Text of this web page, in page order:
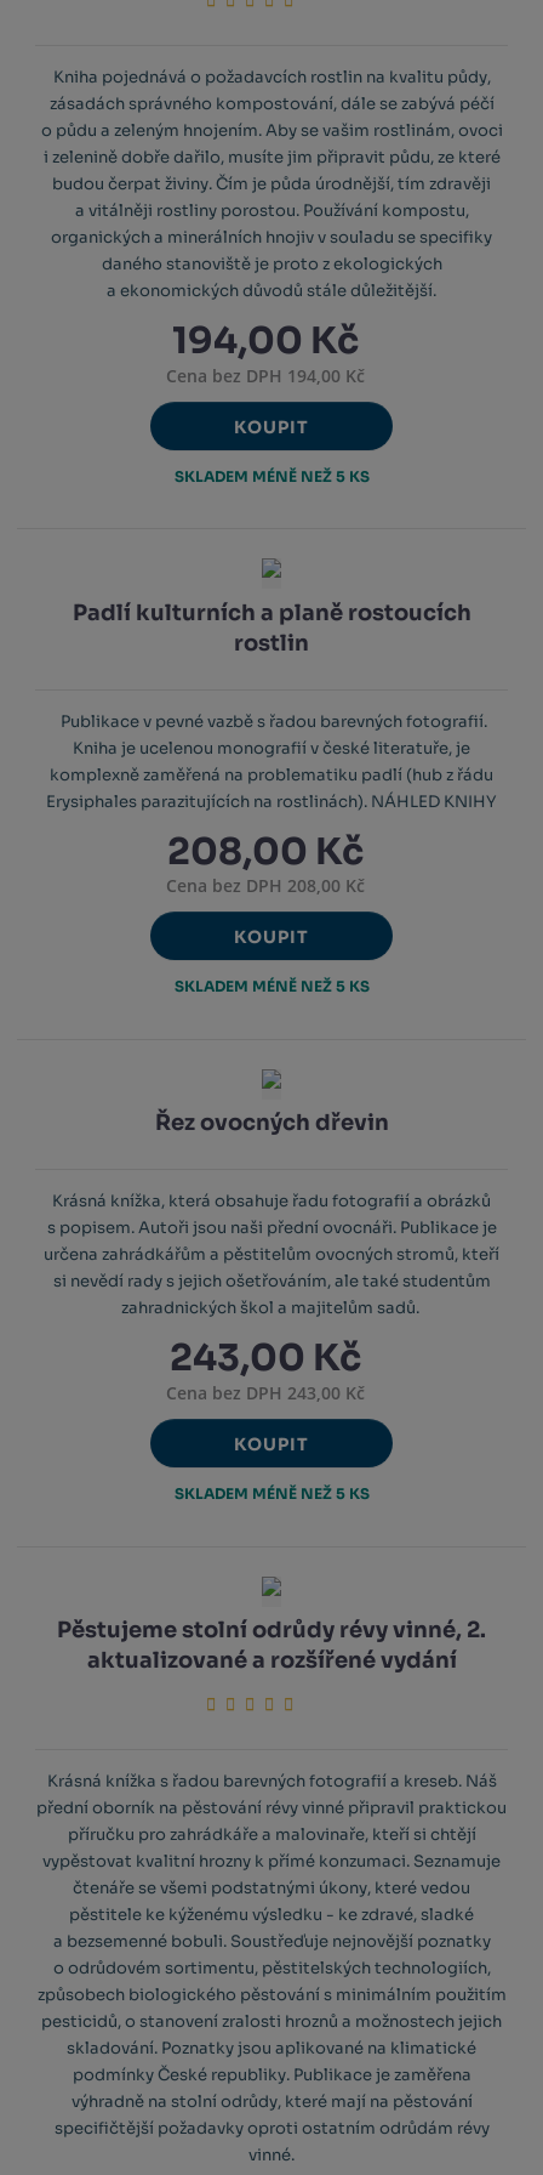
Kniha pojednává o požadavcích rostlin na kvalitu půdy,
zásadách správného kompostování, dále se zabývá péčí
o půdu a zeleným hnojením. Aby se vašim rostlinám, ovoci
i zelenině dobře dařilo, musíte jim připravit půdu, ze které
budou čerpat živiny. Čím je půda úrodnější, tím zdravěji
a vitálněji rostliny porostou. Používání kompostu,
organických a minerálních hnojiv v souladu se specifiky
daného stanoviště je proto z ekologických
a ekonomických důvodů stále důležitější.
194,00 Kč
Cena bez DPH 194,00 Kč
KOUPIT
SKLADEM MÉNĚ NEŽ 5 KS
Padlí kulturních a planě rostoucích
rostlin
Publikace v pevné vazbě s řadou barevných fotografií.
Kniha je ucelenou monografií v české literatuře, je
komplexně zaměřená na problematiku padlí (hub z řádu
Erysiphales parazitujících na rostlinách). NÁHLED KNIHY
208,00 Kč
Cena bez DPH 208,00 Kč
KOUPIT
SKLADEM MÉNĚ NEŽ 5 KS
Řez ovocných dřevin
Krásná knížka, která obsahuje řadu fotografií a obrázků
s popisem. Autoři jsou naši přední ovocnáři. Publikace je
určena zahrádkářům a pěstitelům ovocných stromů, kteří
si nevědí rady s jejich ošetřováním, ale také studentům
zahradnických škol a majitelům sadů.
243,00 Kč
Cena bez DPH 243,00 Kč
KOUPIT
SKLADEM MÉNĚ NEŽ 5 KS
Pěstujeme stolní odrůdy révy vinné, 2.
aktualizované a rozšířené vydání
Krásná knížka s řadou barevných fotografií a kreseb. Náš
přední oborník na pěstování révy vinné připravil praktickou
příručku pro zahrádkáře a malovinaře, kteří si chtějí
vypěstovat kvalitní hrozny k přímé konzumaci. Seznamuje
čtenáře se všemi podstatnými úkony, které vedou
pěstitele ke kýženému výsledku - ke zdravé, sladké
a bezsemenné bobuli. Soustřeďuje nejnovější poznatky
o odrůdovém sortimentu, pěstitelských technologiích,
způsobech biologického pěstování s minimálním použitím
pesticidů, o stanovení zralosti hroznů a možnostech jejich
skladování. Poznatky jsou aplikované na klimatické
podmínky České republiky. Publikace je zaměřena
výhradně na stolní odrůdy, které mají na pěstování
specifičtější požadavky oproti ostatním odrůdám révy
vinné.